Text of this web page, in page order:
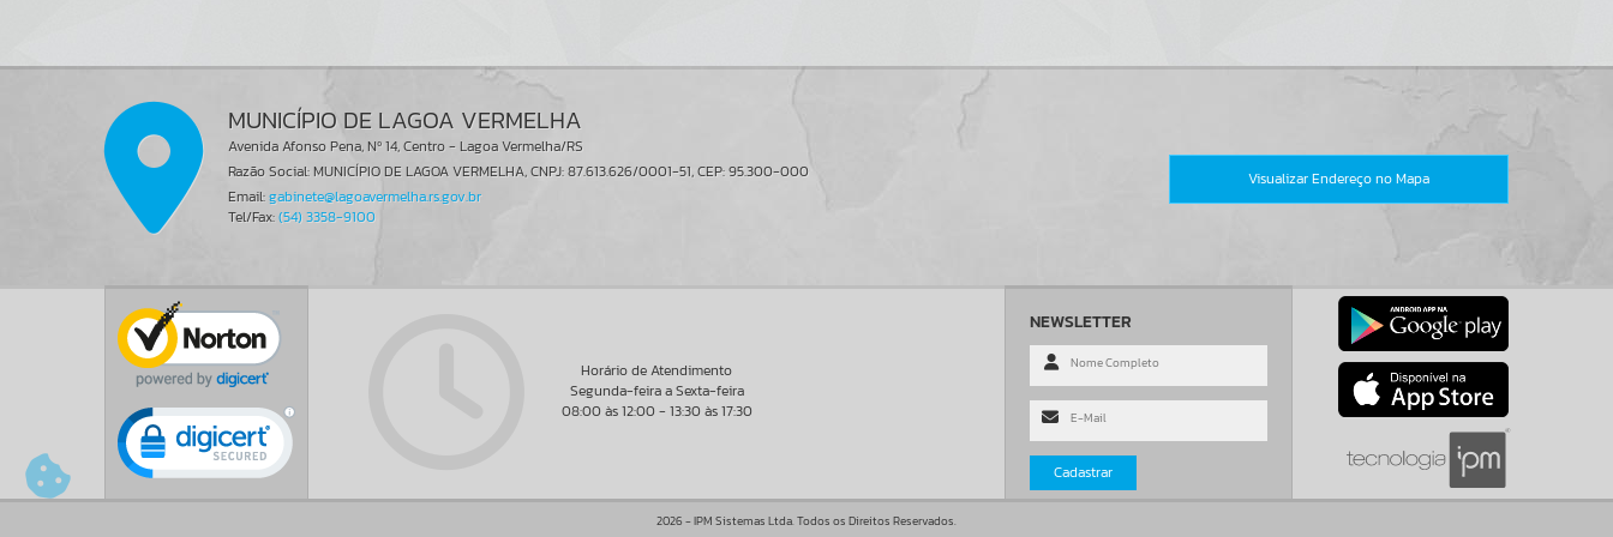
MUNICÍPIO DE LAGOA VERMELHA
Avenida Afonso Pena, Nº 14, Centro - Lagoa Vermelha/RS
Razão Social: MUNICÍPIO DE LAGOA VERMELHA, CNPJ: 87.613.626/0001-51, CEP: 95.300-000
Email:gabinete@lagoavermelha.rs.gov.br
Tel/Fax:(54) 3358-9100
Visualizar Endereço no Mapa
Horário de Atendimento
Segunda-feira a Sexta-feira
08:00 às 12:00 - 13:30 às 17:30
NEWSLETTER
Cadastrar
2026 - IPM Sistemas Ltda. Todos os Direitos Reservados.
Políticas de uso de cookies Políticas de privacidade